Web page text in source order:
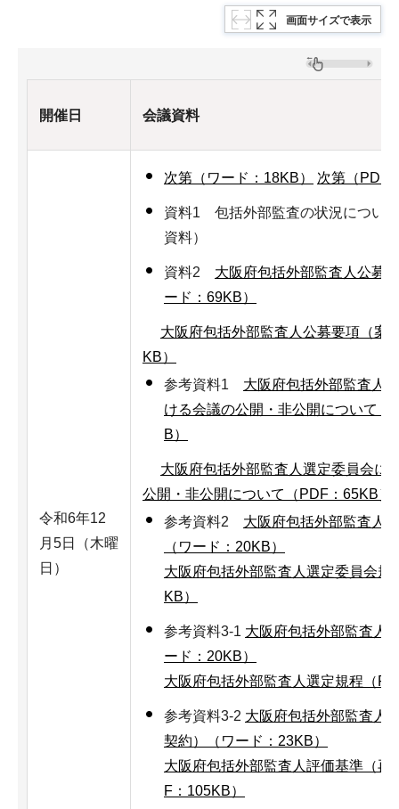
画面サイズで表示
開催日 会議資料
令和6年12
月5日（木曜
日）
次第（ワード：18KB） 次第（PDF
資料1 包括外部監査の状況につい
資料）
資料2 大阪府包括外部監査人公募
ード：69KB）
大阪府包括外部監査人公募要項（案
KB）
参考資料1 大阪府包括外部監査人
ける会議の公開・非公開について（
B）
大阪府包括外部監査人選定委員会に
公開・非公開について（PDF：65KB）
参考資料2 大阪府包括外部監査人
（ワード：20KB）
大阪府包括外部監査人選定委員会規
KB）
参考資料3-1 大阪府包括外部監査人
ード：20KB）
大阪府包括外部監査人選定規程（
参考資料3-2 大阪府包括外部監査人
契約）（ワード：23KB）
大阪府包括外部監査人評価基準（再
F：105KB）